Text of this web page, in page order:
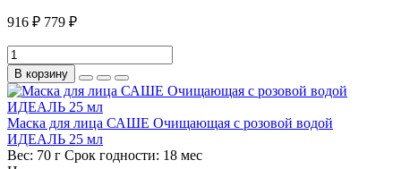
916 ₽ 779 ₽
В корзину
Маска для лица САШЕ Очищающая с розовой водой
ИДЕАЛЬ 25 мл
Вес: 70 г Срок годности: 18 мес